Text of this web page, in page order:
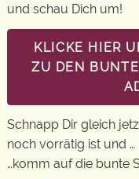
und schau Dich um!
KLICKE HIER
ZU DEN
Schnapp Dir gleich
noch vorrätig ist und …
…komm auf die bunte